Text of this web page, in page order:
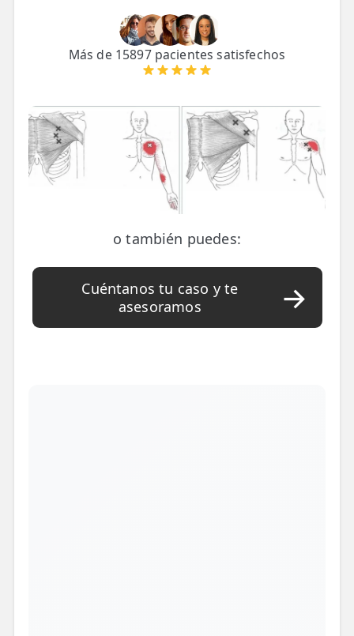
✨ Cicatrices y Estrías
Dolor de Cabeza
Trocanteritis
Hernia Discal
Ciática
Bursitis de Hombro
Más de 15897 pacientes satisfechos
o también puedes:
Cuéntanos tu caso y te
asesoramos